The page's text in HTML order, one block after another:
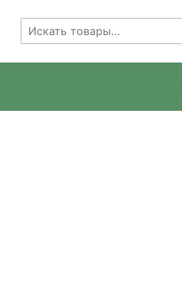
содержимому
Поиск